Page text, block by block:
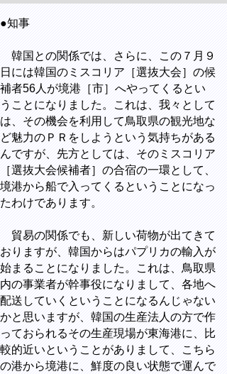
●知事
韓国との関係では、さらに、この７月９
日には韓国のミスコリア［選抜大会］の候
補者56人が境港［市］へやってくるとい
うことになりました。これは、我々として
は、その機会を利用して鳥取県の観光地な
ど魅力のＰＲをしようという気持ちがある
んですが、先方としては、そのミスコリア
［選抜大会候補者］の合宿の一環として、
境港から船で入ってくるということになっ
たわけであります。
貿易の関係でも、新しい荷物が出てきて
おりますが、韓国からはパプリカの輸入が
始まることになりました。これは、鳥取県
内の事業者が幹事役になりまして、各地へ
配送していくということになるんじゃない
かと思いますが、韓国の生産法人の方で作
っておられるその生産現場が東海港に、比
較的近いということがありまして、こちら
の港から境港に、鮮度の良い状態で運んで